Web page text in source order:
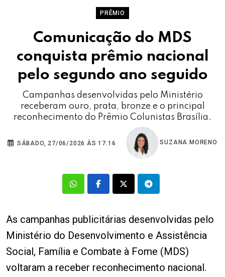
PRÊMIO
Comunicação do MDS
conquista prêmio nacional
pelo segundo ano seguido
Campanhas desenvolvidas pelo Ministério
receberam ouro, prata, bronze e o principal
reconhecimento do Prêmio Colunistas Brasília.
SÁBADO, 27/06/2026 ÀS 17:16 SUZANA MORENO
As campanhas publicitárias desenvolvidas pelo
Ministério do Desenvolvimento e Assistência
Social, Família e Combate à Fome (MDS)
voltaram a receber reconhecimento nacional.